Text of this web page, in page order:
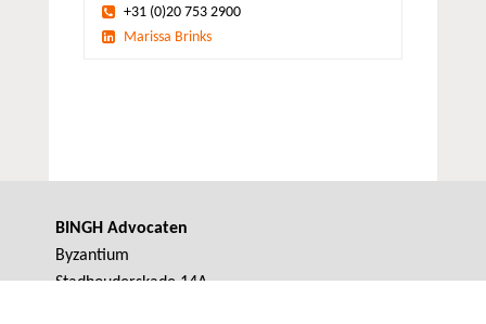
+31 (0)20 753 2900
Marissa Brinks
BINGH Advocaten
Byzantium
Stadhouderskade 14A